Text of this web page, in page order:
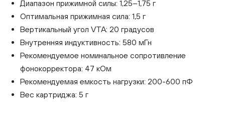
Диапазон прижимной силы: 1,25–1,75 г
Оптимальная прижимная сила: 1,5 г
Вертикальный угол VTA: 20 градусов
Внутренняя индуктивность: 580 мГн
Рекомендуемое номинальное сопротивление
фонокорректора: 47 кОм
Рекомендуемая емкость нагрузки: 200-600 пФ
Вес картриджа: 5 г